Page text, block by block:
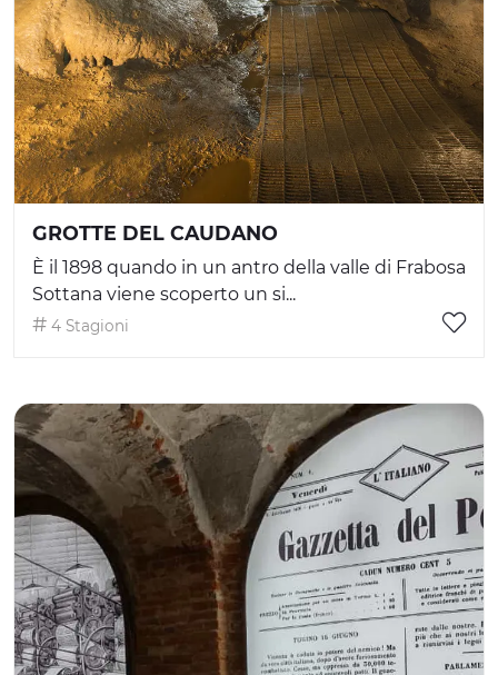
GROTTE DEL CAUDANO
È il 1898 quando in un antro della valle di Frabosa
Sottana viene scoperto un si...
4 Stagioni